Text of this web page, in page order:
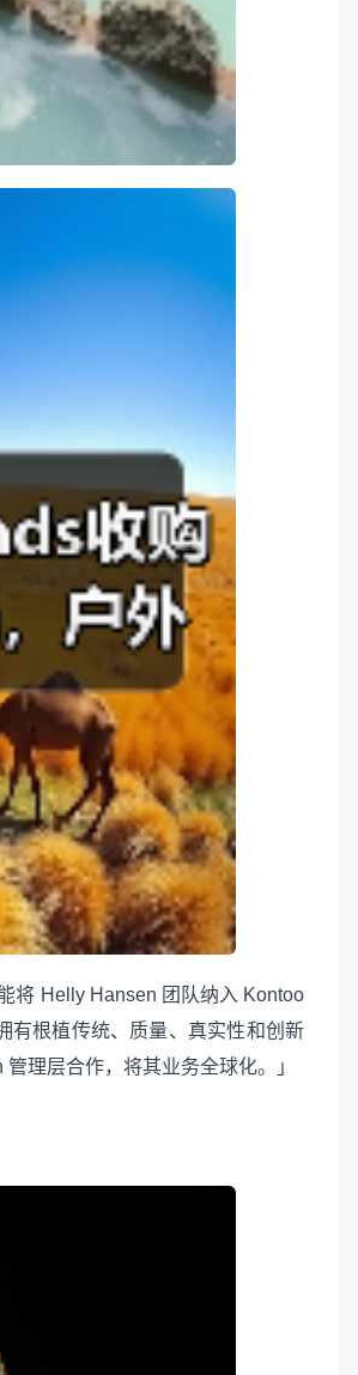
将 Helly Hansen 团队纳入 Kontoo
有根植传统、质量、真实性和创新
理层合作，将其业务全球化。」